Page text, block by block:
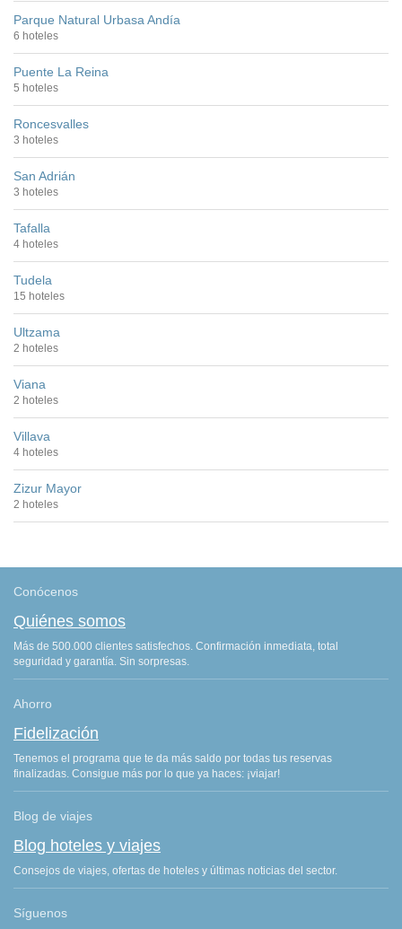
Parque Natural Urbasa Andía
6 hoteles
Puente La Reina
5 hoteles
Roncesvalles
3 hoteles
San Adrián
3 hoteles
Tafalla
4 hoteles
Tudela
15 hoteles
Ultzama
2 hoteles
Viana
2 hoteles
Villava
4 hoteles
Zizur Mayor
2 hoteles
Conócenos
Quiénes somos
Más de 500.000 clientes satisfechos. Confirmación inmediata, total
seguridad y garantía. Sin sorpresas.
Ahorro
Fidelización
Tenemos el programa que te da más saldo por todas tus reservas
finalizadas. Consigue más por lo que ya haces: ¡viajar!
Blog de viajes
Blog hoteles y viajes
Consejos de viajes, ofertas de hoteles y últimas noticias del sector.
Síguenos